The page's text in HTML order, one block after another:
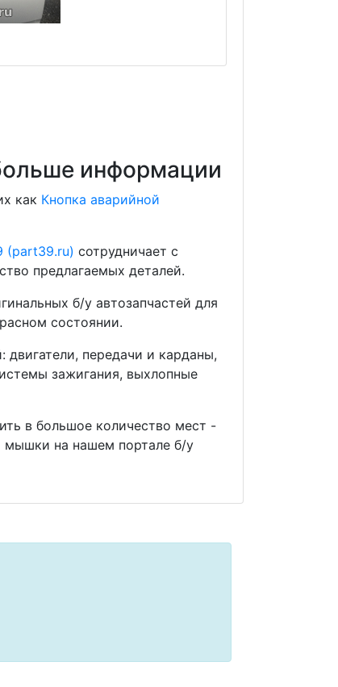
информации
как Кнопка аварийной
(part39.ru) сотрудничает с
предлагаемых деталей.
б/у автозапчастей для
состоянии.
двигатели, передачи и карданы,
зажигания, выхлопные
в большое количество мест -
мышки на нашем портале б/у